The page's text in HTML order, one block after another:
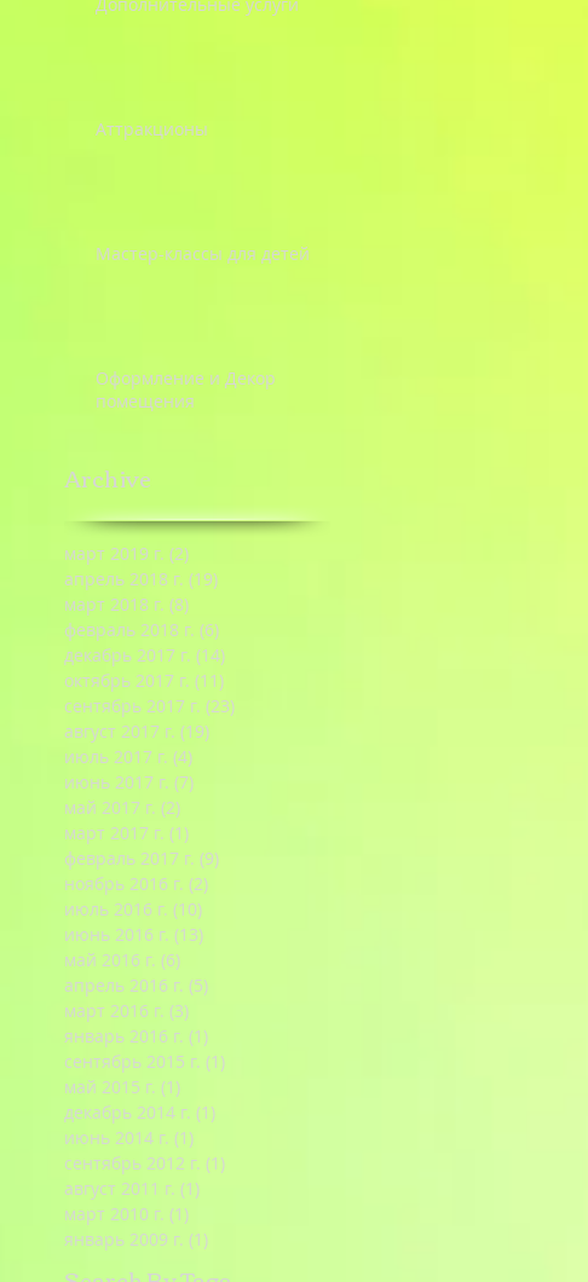
Аттракционы
Мастер-классы для детей
Оформление и Декор
помещения
Archive
март 2019 г. (2)
апрель 2018 г. (19)
март 2018 г. (8)
февраль 2018 г. (6)
декабрь 2017 г. (14)
октябрь 2017 г. (11)
сентябрь 2017 г. (23)
август 2017 г. (19)
июль 2017 г. (4)
июнь 2017 г. (7)
май 2017 г. (2)
март 2017 г. (1)
февраль 2017 г. (9)
ноябрь 2016 г. (2)
июль 2016 г. (10)
июнь 2016 г. (13)
май 2016 г. (6)
апрель 2016 г. (5)
март 2016 г. (3)
январь 2016 г. (1)
сентябрь 2015 г. (1)
май 2015 г. (1)
декабрь 2014 г. (1)
июнь 2014 г. (1)
сентябрь 2012 г. (1)
август 2011 г. (1)
март 2010 г. (1)
январь 2009 г. (1)